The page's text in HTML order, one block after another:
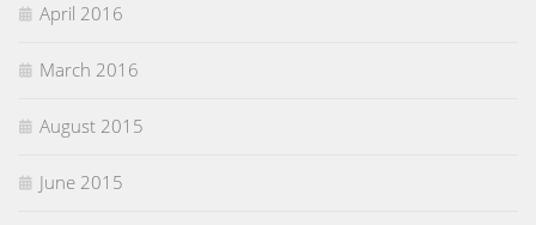
April 2016
March 2016
August 2015
June 2015